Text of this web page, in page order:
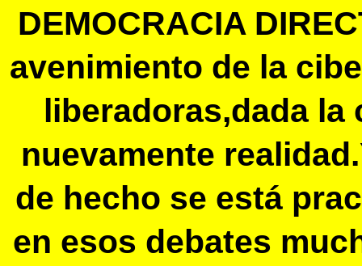
DEMOCRACIA
avenimiento de la
liberadoras,dada
nuevamente
de hecho se está
en esos debates